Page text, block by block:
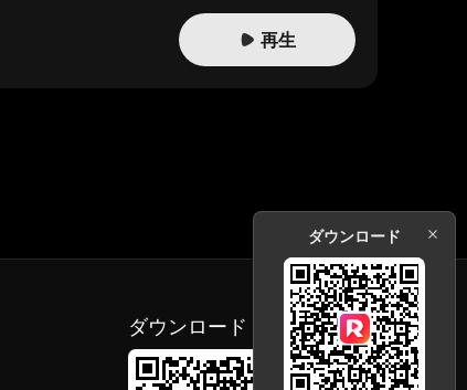
再生
ダウンロード
ダウンロード